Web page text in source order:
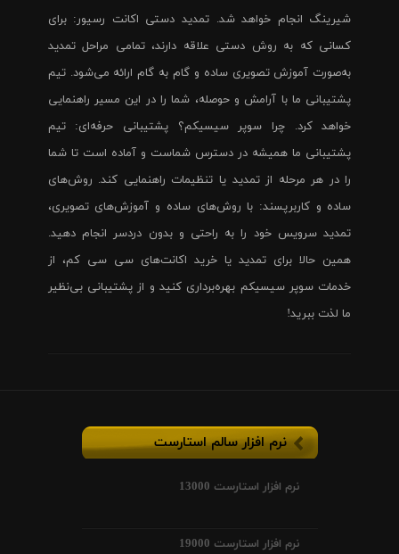
شیرینگ انجام خواهد شد. تمدید دستی اکانت رسیور: برای
کسانی که به روش دستی علاقه دارند، تمامی مراحل تمدید
به‌صورت آموزش تصویری ساده و گام به گام ارائه می‌شود. تیم
پشتیبانی ما با آرامش و حوصله، شما را در این مسیر راهنمایی
خواهد کرد. چرا سوپر سیسیکم؟ پشتیبانی حرفه‌ای: تیم
پشتیبانی ما همیشه در دسترس شماست و آماده است تا شما
را در هر مرحله از تمدید یا تنظیمات راهنمایی کند. روش‌های
ساده و کاربرپسند: با روش‌های ساده و آموزش‌های تصویری،
تمدید سرویس خود را به راحتی و بدون دردسر انجام دهید.
همین حالا برای تمدید یا خرید اکانت‌های سی سی کم، از
خدمات سوپر سیسیکم بهره‌برداری کنید و از پشتیبانی بی‌نظیر
ما لذت ببرید!
نرم افزار سالم استارست
نرم افزار استارست 13000
نرم افزار استارست 19000